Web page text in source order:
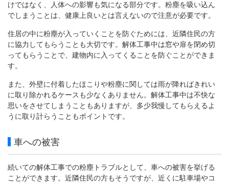
けではなく、人体への影響も気になる部分です。粉塵を吸い込ん
でしまうことは、健康上良いとは言えないので注意が必要です。
住居の中に粉塵が入っていくことを防ぐためには、近隣住民の方
に協力してもらうことも大切です。解体工事中は窓や扉を閉め切
ってもらうことで、建物内に入ってくることを防ぐことができま
す。
また、外壁に付着したほこりや粉塵に関しては雨が降ればきれい
に取り除かれるケースも少なくありません。解体工事中は不快な
思いをさせてしまうこともありますが、多少我慢してもらえるよ
うに取り計らうこともポイントです。
車への被害
続いての解体工事での粉塵トラブルとして、車への被害を挙げる
ことができます。近隣住民の方もそうですが、近くに駐車場やコ